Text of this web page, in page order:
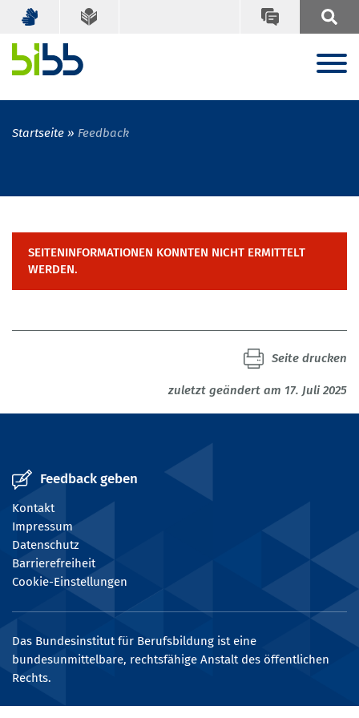
Startseite Feedback
SEITENINFORMATIONEN KONNTEN NICHT ERMITTELT
WERDEN.
zuletzt geändert am 17. Juli 2025
Seite drucken
Feedback geben
Kontakt
Impressum
Datenschutz
Barrierefreiheit
Cookie-Einstellungen
Das Bundesinstitut für Berufsbildung ist eine
bundesunmittelbare, rechtsfähige Anstalt des öffentlichen
Rechts.